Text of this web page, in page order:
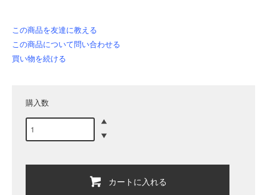
この商品を友達に教える
この商品について問い合わせる
買い物を続ける
購入数
カートに入れる